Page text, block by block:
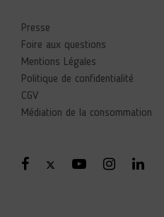
Entretien de
Prestation en
artisanale
18700 -
Presse
Foire aux questions
Mentions Légales
Politique de confidentialité
CGV
Médiation de la consommation